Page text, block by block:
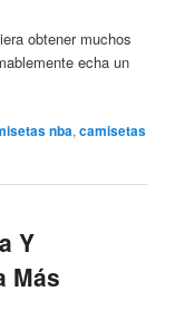
obtener muchos
echa un
nba,camisetas
Y
Más